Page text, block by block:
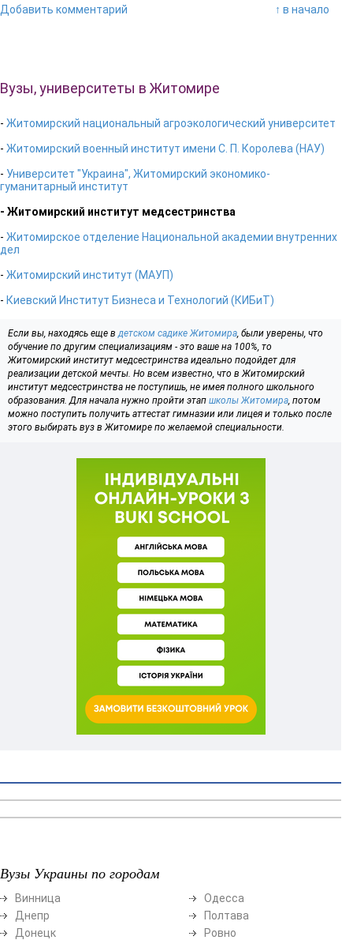
Добавить комментарий ↑ в начало
Вузы, университеты в Житомире
- Житомирский национальный агроэкологический университет
- Житомирский военный институт имени С. П. Королева (НАУ)
- Университет "Украина", Житомирский экономико-
гуманитарный институт
- Житомирский институт медсестринства
- Житомирское отделение Национальной академии внутренних
дел
- Житомирский институт (МАУП)
- Киевский Институт Бизнеса и Технологий (КИБиТ)
Если вы, находясь еще в детском садике Житомира , были уверены, что
обучение по другим специализациям - это ваше на 100%, то
Житомирский институт медсестринства идеально подойдет для
реализации детской мечты. Но всем известно, что в Житомирский
институт медсестринства не поступишь, не имея полного школьного
образования. Для начала нужно пройти этап школы Житомира , потом
можно поступить получить аттестат гимназии или лицея и только после
этого выбирать вуз в Житомире по желаемой специальности.
Вузы Украины по городам
Винница
Днепр
Донецк
Одесса
Полтава
Ровно